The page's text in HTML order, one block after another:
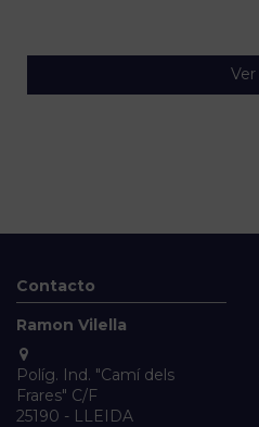
Ver
Contacto
Ramon Vilella
Políg. Ind. "Camí dels
Frares" C/F
25190 - LLEIDA